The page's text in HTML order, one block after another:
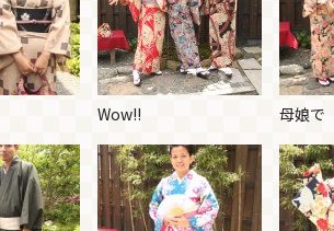
Wow!! 母娘で